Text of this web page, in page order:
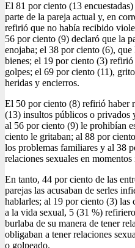
El 81 por ciento (13
parte de la pareja actual y, en
refirió que no había recibido
56 por ciento (9) declaró que la
enojaba; el 38 por ciento (6),
bienes; el 19 por ciento (3)
golpes; el 69 por ciento (11),
heridas y encierros.
El 50 por ciento (8) refirió haber
(13) insultos públicos o privados
al 56 por ciento (9) le prohibían
ciento le gritaban; al 88 por
los problemas familiares y al 38
relaciones sexuales en
En tanto, 44 por ciento de las
parejas las acusaban de serles
hablarles; al 19 por ciento (3) las
a la vida sexual, 5 (31 %)
burlaba de su manera de tener
obligaban a tener relaciones
o golpeado.